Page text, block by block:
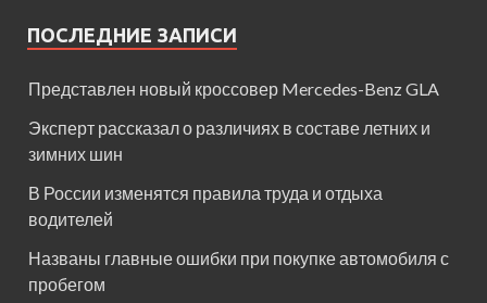
ПОСЛЕДНИЕ ЗАПИСИ
Представлен новый кроссовер Mercedes-Benz GLA
Эксперт рассказал о различиях в составе летних и
зимних шин
В России изменятся правила труда и отдыха
водителей
Названы главные ошибки при покупке автомобиля с
пробегом